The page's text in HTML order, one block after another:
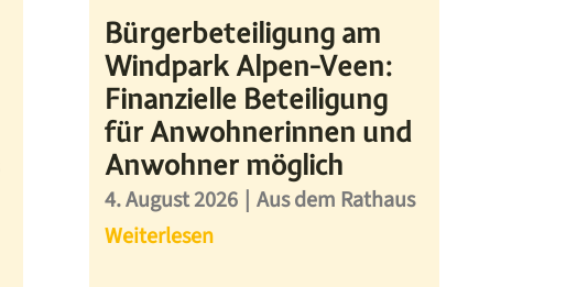
Bürgerbeteiligung am
Windpark Alpen-Veen:
Finanzielle Beteiligung
für Anwohnerinnen und
Anwohner möglich
4. August 2026 | Aus dem Rathaus
Weiterlesen